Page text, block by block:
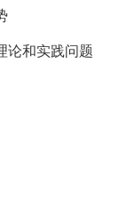
论和实践问题